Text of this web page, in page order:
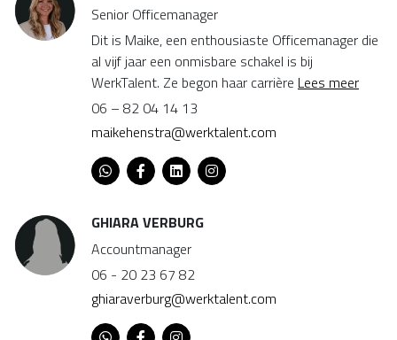
Senior Officemanager
Dit is Maike, een enthousiaste Officemanager die
al vijf jaar een onmisbare schakel is bij
WerkTalent. Ze begon haar carrière Lees meer
06 – 82 04 14 13
maikehenstra@werktalent.com
GHIARA VERBURG
Accountmanager
06 - 20 23 67 82
ghiaraverburg@werktalent.com